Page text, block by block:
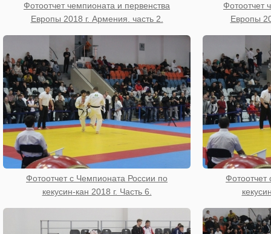
Фотоотчет чемпионата и первенства
Европы 2018 г. Армения. часть 2.
Фотоотчет
Европы
Фотоотчет с Чемпионата России по
кекусин-кан 2018 г. Часть 6.
Фотоотчет